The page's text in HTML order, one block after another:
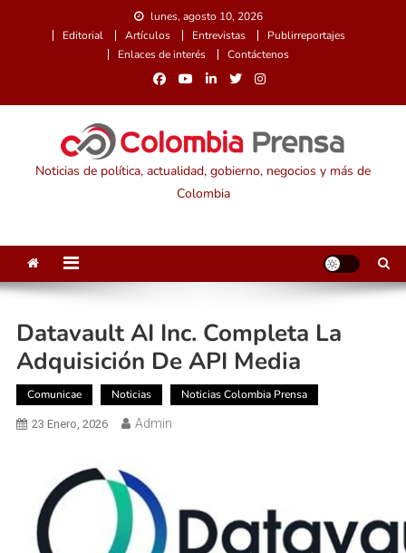
lunes, agosto 10, 2026
Editorial
Artículos Entrevistas
Publirreportajes
Enlaces de interés
Contáctenos
Noticias de política, actualidad, gobierno, negocios y más de
Colombia
Datavault AI Inc. Completa La
Adquisición De API Media
Comunicae Noticias Noticias Colombia Prensa
23 Enero, 2026 Admin